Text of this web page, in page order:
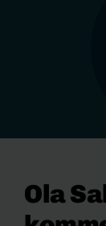
Ola